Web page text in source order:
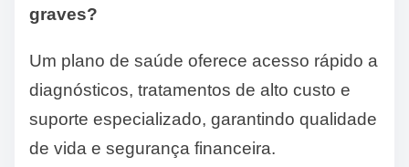
graves?
Um plano de saúde oferece acesso rápido a
diagnósticos, tratamentos de alto custo e
suporte especializado, garantindo qualidade
de vida e segurança financeira.